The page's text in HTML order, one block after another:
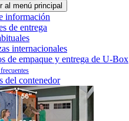
al menú principal
información
de entrega
internacionales
de empaque y entrega de U-Box
del contenedor